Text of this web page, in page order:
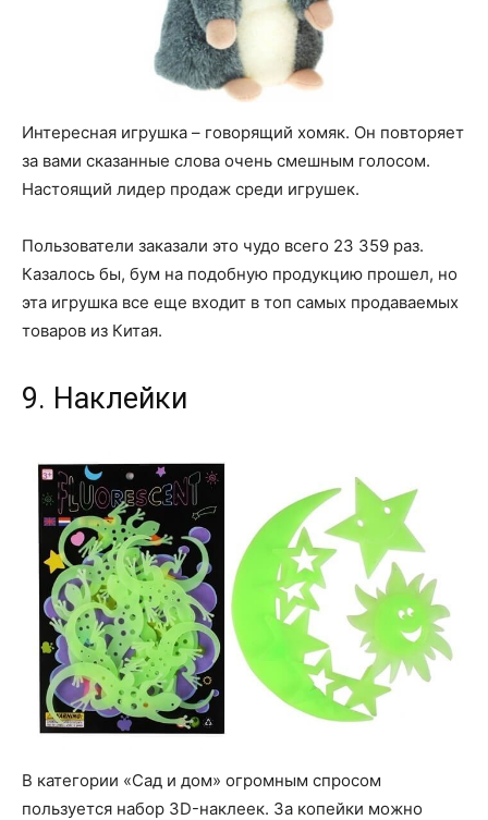
Интересная игрушка – говорящий хомяк. Он повторяет
за вами сказанные слова очень смешным голосом.
Настоящий лидер продаж среди игрушек.
Пользователи заказали это чудо всего 23 359 раз.
Казалось бы, бум на подобную продукцию прошел, но
эта игрушка все еще входит в топ самых продаваемых
товаров из Китая.
9. Наклейки
В категории «Сад и дом» огромным спросом
пользуется набор 3D-наклеек. За копейки можно